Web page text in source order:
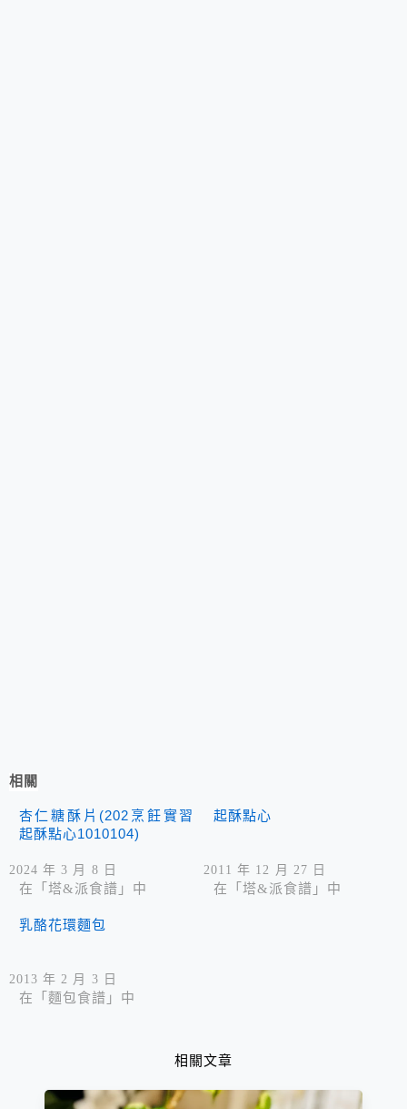
相關
杏仁糖酥片(202烹飪實習
起酥點心1010104)
2024 年 3 月 8 日
在「塔&派食譜」中
起酥點心
2011 年 12 月 27 日
在「塔&派食譜」中
乳酪花環麵包
2013 年 2 月 3 日
在「麵包食譜」中
相關文章